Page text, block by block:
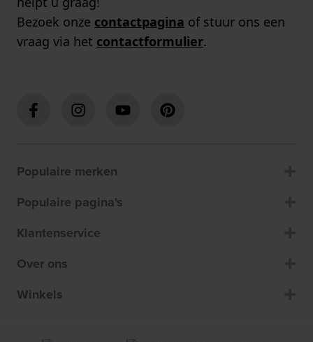
Bezoek onze contactpagina of stuur ons een
vraag via het contactformulier.
Populaire merken
Populaire pagina's
Klantenservice
Over ons
Winkels